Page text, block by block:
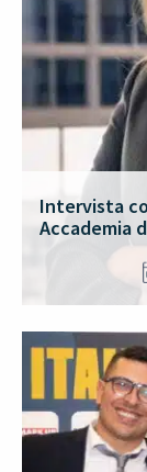
Intervista
Accademia